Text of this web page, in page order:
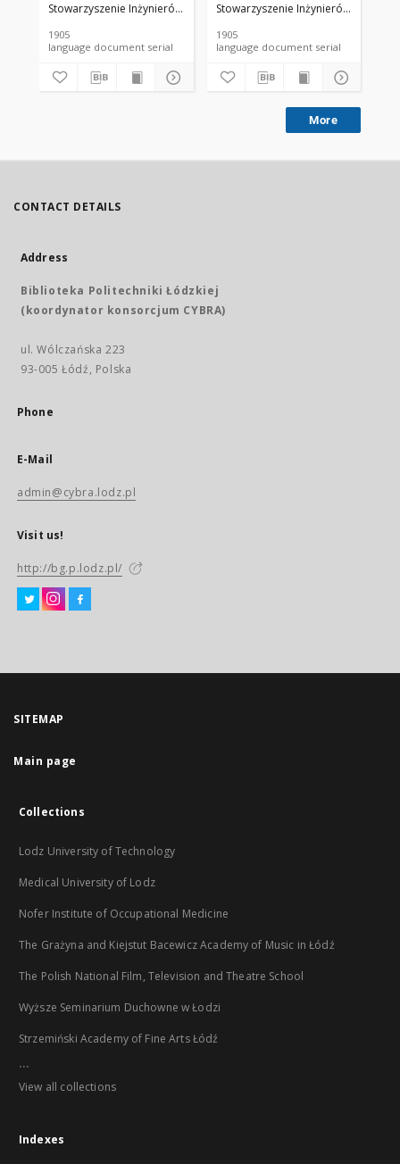
Stowarzyszenie Inżynierów i Techników Przemysłu Rolnego i
1905
language document serial
Stowarzyszenie Inżynierów i
1905
language document serial
More
CONTACT DETAILS
Address
Biblioteka Politechniki Łódzkiej
(koordynator konsorcjum CYBRA)
ul. Wólczańska 223
93-005 Łódź, Polska
Phone
E-Mail
admin@cybra.lodz.pl
Visit us!
http://bg.p.lodz.pl/
SITEMAP
Main page
Collections
Lodz University of Technology
Medical University of Lodz
Nofer Institute of Occupational Medicine
The Grażyna and Kiejstut Bacewicz Academy of Music in Łódź
The Polish National Film, Television and Theatre School
Wyższe Seminarium Duchowne w Łodzi
Strzemiński Academy of Fine Arts Łódź
...
View all collections
Indexes